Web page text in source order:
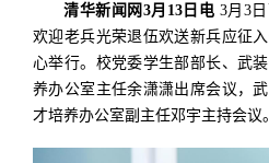
清华新闻网3月13日电 3月3
欢迎老兵光荣退伍欢送新兵应征
心举行。校党委学生部部长、武
养办公室主任余潇潇出席会议，
才培养办公室副主任邓宇主持会议。